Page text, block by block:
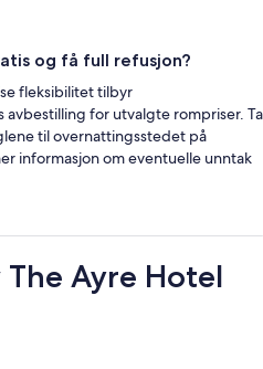
og få full refusjon?
fleksibilitet tilbyr
for utvalgte rompriser. Ta
til overnattingsstedet på
informasjon om eventuelle unntak
Ayre Hotel